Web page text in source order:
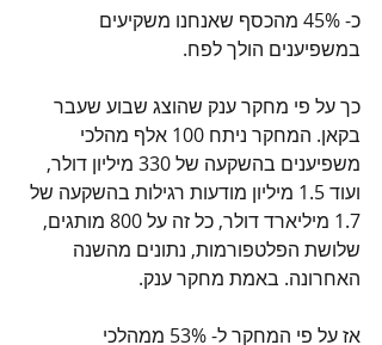
כ- 45% מהכסף שאנחנו משקיעים
במשפיענים הולך לפח.
כך על פי מחקר ענק שהוצג שבוע שעבר
בקאן. המחקר ניתח 100 אלף מהלכי
משפיענים בהשקעה של 330 מיליון דולר,
ועוד 1.5 מיליון מודעות רגילות בהשקעה של
1.7 מיליארד דולר, כל זה על 800 מותגים,
שלושת הפלטפורמות, נתונים מהשנה
האחרונה. באמת מחקר ענק.
אז על פי המחקר ל- 53% ממהלכי